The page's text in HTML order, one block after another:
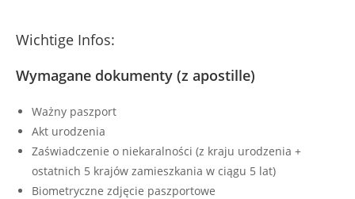
Wichtige Infos:
Wymagane dokumenty (z apostille)
Ważny paszport
Akt urodzenia
Zaświadczenie o niekaralności (z kraju urodzenia +
ostatnich 5 krajów zamieszkania w ciągu 5 lat)
Biometryczne zdjęcie paszportowe